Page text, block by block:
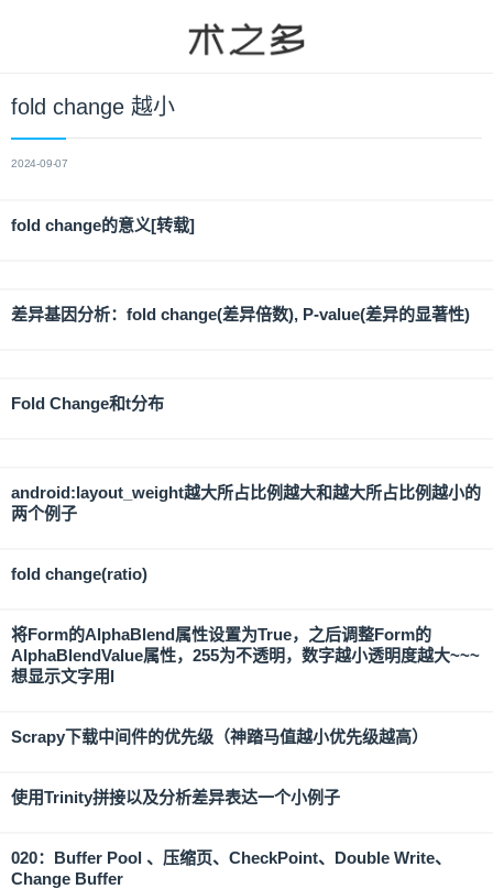
fold change 越小
2024-09-07
fold change的意义[转载]
差异基因分析：fold change(差异倍数), P-value(差异的显著性)
Fold Change和t分布
android:layout_weight越大所占比例越大和越大所占比例越小的
两个例子
fold change(ratio)
将Form的AlphaBlend属性设置为True，之后调整Form的
AlphaBlendValue属性，255为不透明，数字越小透明度越大~~~
想显示文字用l
Scrapy下载中间件的优先级（神踏马值越小优先级越高）
使用Trinity拼接以及分析差异表达一个小例子
020：Buffer Pool 、压缩页、CheckPoint、Double Write、
Change Buffer